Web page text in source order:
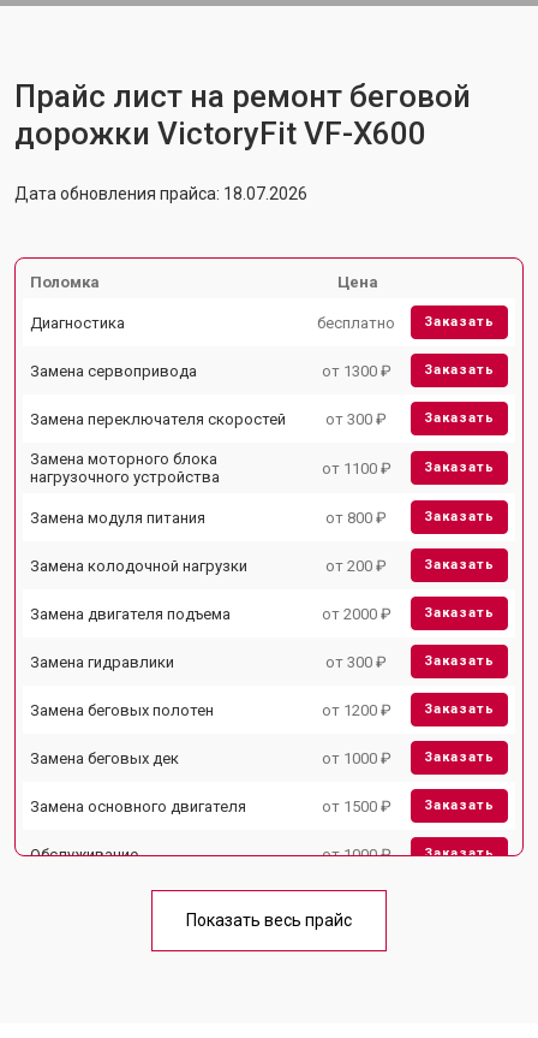
Прайс лист на ремонт беговой
дорожки VictoryFit VF-X600
Дата обновления прайса: 18.07.2026
Поломка Цена
Диагностика бесплатно Заказать
Замена сервопривода от 1300 ₽ Заказать
Замена переключателя скоростей от 300 ₽ Заказать
Замена моторного блока
нагрузочного устройства
от 1100 ₽ Заказать
Замена модуля питания от 800 ₽ Заказать
Замена колодочной нагрузки от 200 ₽ Заказать
Замена двигателя подъема от 2000 ₽ Заказать
Замена гидравлики от 300 ₽ Заказать
Замена беговых полотен от 1200 ₽ Заказать
Замена беговых дек от 1000 ₽ Заказать
Замена основного двигателя от 1500 ₽ Заказать
Обслуживание от 1000 ₽ Заказать
Замена блока питания от 1000 ₽
Показать весь прайс